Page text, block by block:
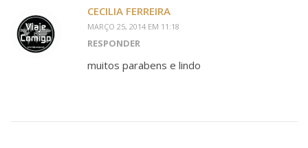
CECILIA FERREIRA
MARÇO 25, 2014 EM 11:18
RESPONDER
muitos parabens e lindo